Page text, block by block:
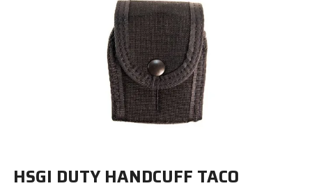
HSGI DUTY HANDCUFF TACO